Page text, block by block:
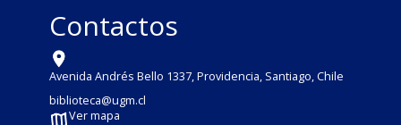
Contactos
Avenida Andrés Bello 1337, Providencia, Santiago, Chile
biblioteca@ugm.cl
Ver mapa